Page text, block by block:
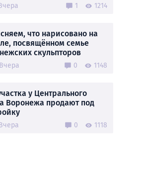
1 1214
что нарисовано на
посвящённом семье
скульпторов
0 1148
у Центрального
Воронежа продают под
0 1118